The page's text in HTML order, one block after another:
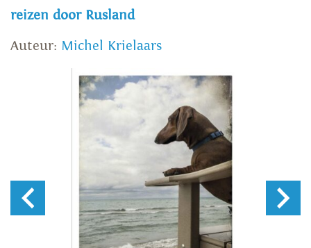
reizen door Rusland
Auteur: Michel Krielaars